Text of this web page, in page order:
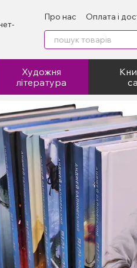
Про нас Оплата і
Відгуки про магазин
Художня
література